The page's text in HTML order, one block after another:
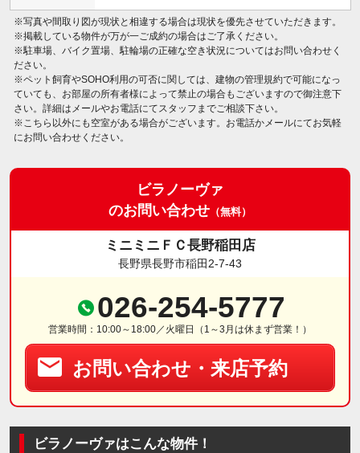
※写真や間取り図が現状と相違する場合は現状を優先させていただきます。
※掲載している物件が万が一ご成約の場合はご了承ください。
※駐車場、バイク置場、駐輪場の正確な空き状況についてはお問い合わせく
ださい。
※ペット飼育やSOHO利用の可否に関しては、建物の管理規約で可能になっ
ていても、お部屋の所有者様によって禁止の場合もございますので御注意下
さい。詳細はメールやお電話にてスタッフまでご相談下さい。
※こちら以外にも空室がある場合がございます。お電話かメールにてお気軽
にお問い合わせください。
ビラノーヴァ
のお問い合わせ （無料）
ミニミニＦＣ長野稲田店
長野県長野市稲田2-7-43
026-254-5777
営業時間：10:00～18:00／火曜日（1～3月は休まず営業！）
お問い合わせ・来店予約
ビラノーヴァはこんな物件！